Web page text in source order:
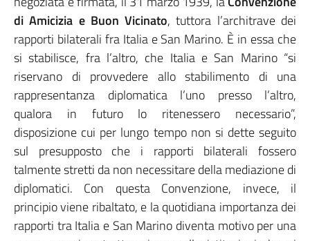
di Amicizia e Buon Vicinato, tuttora l’architrave dei
rapporti bilaterali fra Italia e San Marino. È in essa che
si stabilisce, fra l’altro, che Italia e San Marino “si
riservano di provvedere allo stabilimento di una
rappresentanza diplomatica l’uno presso l’altro,
qualora in futuro lo ritenessero necessario”,
disposizione cui per lungo tempo non si dette seguito
sul presupposto che i rapporti bilaterali fossero
talmente stretti da non necessitare della mediazione di
diplomatici. Con questa Convenzione, invece, il
principio viene ribaltato, e la quotidiana importanza dei
rapporti tra Italia e San Marino diventa motivo per una